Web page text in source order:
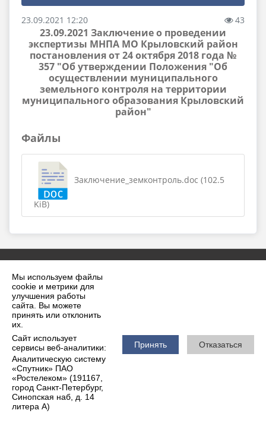
Мы используем файлы
cookie и метрики для
улучшения работы
сайта. Вы можете
принять или отклонить
их.
Сайт использует
сервисы веб-аналитики:
Аналитическую систему
«Спутник» ПАО
«Ростелеком» (191167,
город Санкт-Петербург,
Синопская наб, д. 14
литера А)
Принять Отказаться
23.09.2021 12:20 43
23.09.2021 Заключение о проведении
экспертизы МНПА МО Крыловский район
постановления от 24 октября 2018 года №
357 "Об утверждении Положения "Об
осуществлении муниципального
земельного контроля на территории
муниципального образования Крыловский
район"
Файлы
Заключение_земконтроль.doc (102.5
KiB)
2026 г. krilovskaya.ru
Вход
Карта сайта
Политика обработки персональных данных
Сделано на KubCMS
Разработка и поддержка